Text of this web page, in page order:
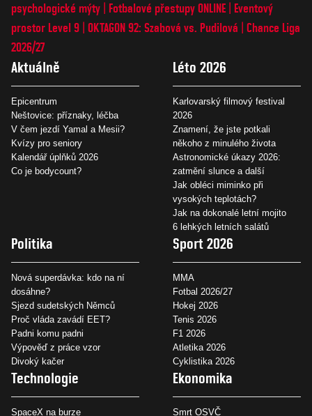
psychologické mýty
Fotbalové přestupy ONLINE
Eventový
prostor Level 9 OKTAGON 92: Szabová vs. Pudilová
Chance Liga
2026/27
Aktuálně
Epicentrum
Neštovice: příznaky, léčba
V čem jezdí Yamal a Mesii?
Kvízy pro seniory
Kalendář úplňků 2026
Co je bodycount?
Léto 2026
Karlovarský filmový festival
2026
Znamení, že jste potkali
někoho z minulého života
Astronomické úkazy 2026:
zatmění slunce a další
Jak obléci miminko při
vysokých teplotách?
Jak na dokonalé letní mojito
6 lehkých letních salátů
Politika
Nová superdávka: kdo na ní
dosáhne?
Sjezd sudetských Němců
Proč vláda zavádí EET?
Padni komu padni
Výpověď z práce vzor
Divoký kačer
Sport 2026
MMA
Fotbal 2026/27
Hokej 2026
Tenis 2026
F1 2026
Atletika 2026
Cyklistika 2026
Technologie
SpaceX na burze
Ekonomika
Smrt OSVČ